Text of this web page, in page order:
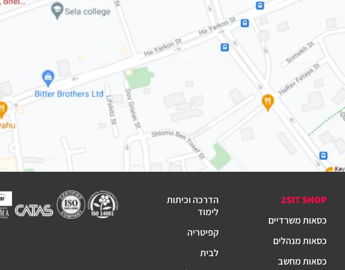
2SIT SHOP
כסאות משרדיים
כסאות מנהלים
כסאות מחשב
הדרכה וכיתות
לימוד
קפיטריה
לבית